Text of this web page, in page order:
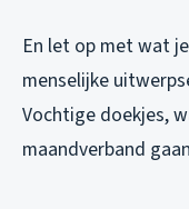
En let op met wat
menselijke
Vochtige doekjes,
maandverband